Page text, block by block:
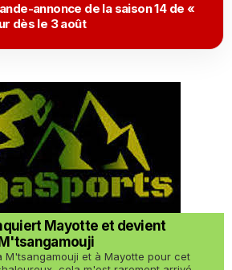
annonce de la saison 14 de «
dès le 3 août
Mayotte et devient
M'tsangamouji et à Mayotte pour cet